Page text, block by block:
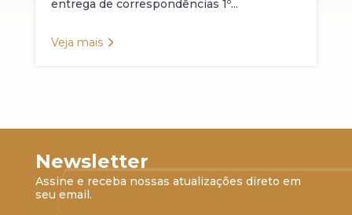
entrega de correspondências 1º...
Veja mais
Newsletter
Assine e receba nossas atualizações direto em
seu email.